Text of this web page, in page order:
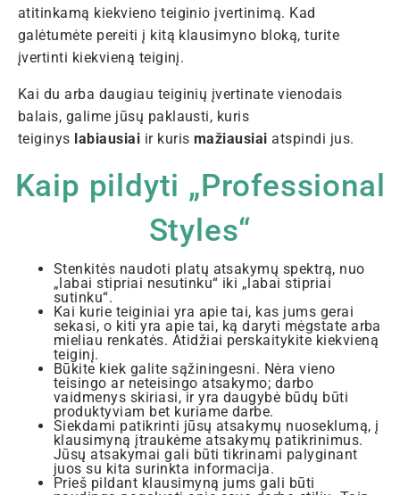
atitinkamą kiekvieno teiginio įvertinimą. Kad
galėtumėte pereiti į kitą klausimyno bloką, turite
įvertinti kiekvieną teiginį.
Kai du arba daugiau teiginių įvertinate vienodais
balais, galime jūsų paklausti, kuris
teiginys labiausiai ir kuris mažiausiai atspindi jus.
Kaip pildyti „Professional
Styles“
Stenkitės naudoti platų atsakymų spektrą, nuo
„labai stipriai nesutinku“ iki „labai stipriai
sutinku“.
Kai kurie teiginiai yra apie tai, kas jums gerai
sekasi, o kiti yra apie tai, ką daryti mėgstate arba
mieliau renkatės. Atidžiai perskaitykite kiekvieną
teiginį.
Būkite kiek galite sąžiningesni. Nėra vieno
teisingo ar neteisingo atsakymo; darbo
vaidmenys skiriasi, ir yra daugybė būdų būti
produktyviam bet kuriame darbe.
Siekdami patikrinti jūsų atsakymų nuoseklumą, į
klausimyną įtraukėme atsakymų patikrinimus.
Jūsų atsakymai gali būti tikrinami palyginant
juos su kita surinkta informacija.
Prieš pildant klausimyną jums gali būti